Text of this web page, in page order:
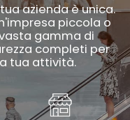
azienda è unica.
piccola o
gamma di
completi per
tua attività.